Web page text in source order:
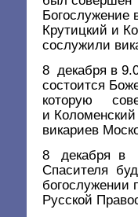
Богослужение
Крутицкий и
сослужили
8 декабря в
состоится
которую
и
викариев
8 декабря в
Спасителя
богослужении
Русской